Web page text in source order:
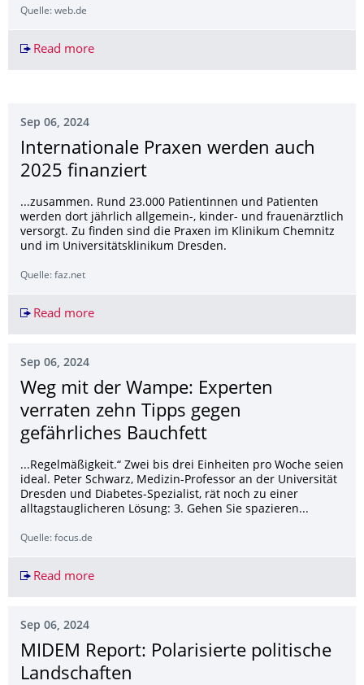
Quelle: web.de
Read moreInternationale Praxen werden auch 2025
Sep 06, 2024
Internationale Praxen werden auch
2025 finanziert
...zusammen. Rund 23.000 Patientinnen und Patienten
werden dort jährlich allgemein-, kinder- und frauenärztlich
versorgt. Zu finden sind die Praxen im Klinikum Chemnitz
und im Universitätsklinikum Dresden.
Quelle: faz.net
Read moreInternationale Praxen werden auch 2025
Sep 06, 2024
Weg mit der Wampe: Experten
verraten zehn Tipps gegen
gefährliches Bauchfett
...Regelmäßigkeit.“ Zwei bis drei Einheiten pro Woche seien
ideal. Peter Schwarz, Medizin-Professor an der Universität
Dresden und Diabetes-Spezialist, rät noch zu einer
alltagstauglicheren Lösung: 3. Gehen Sie spazieren...
Quelle: focus.de
Read moreWeg mit der Wampe: Experten verraten zehn
Sep 06, 2024
MIDEM Report: Polarisierte politische
Landschaften